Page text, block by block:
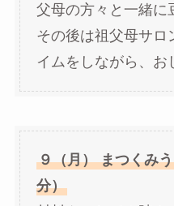
父母の方々と一緒に
その後は祖父母サロ
イムをしながら、お
９（月） まつくみ
分）